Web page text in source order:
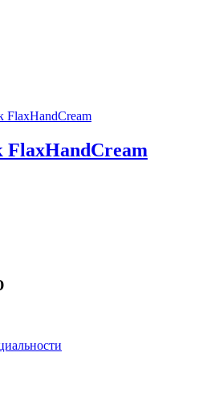
FlaxHandCream